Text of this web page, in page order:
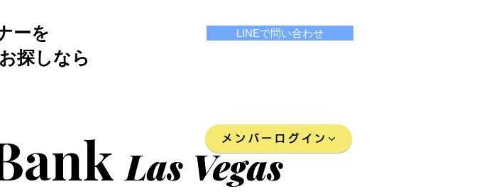
ーを
お探しなら
LINEで問い合わせ
Las Vegas
メンバーログイン